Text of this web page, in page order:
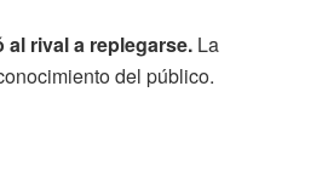
rival a replegarse. La
del público.